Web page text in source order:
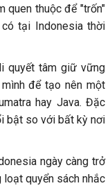
quen thuộc để "trốn"
tại Indonesia thời
quyết tâm giữ vững
để tạo nên một
hay Java. Đặc
bật so với bất kỳ nơi
ngày càng trở
quyển sách nhắc